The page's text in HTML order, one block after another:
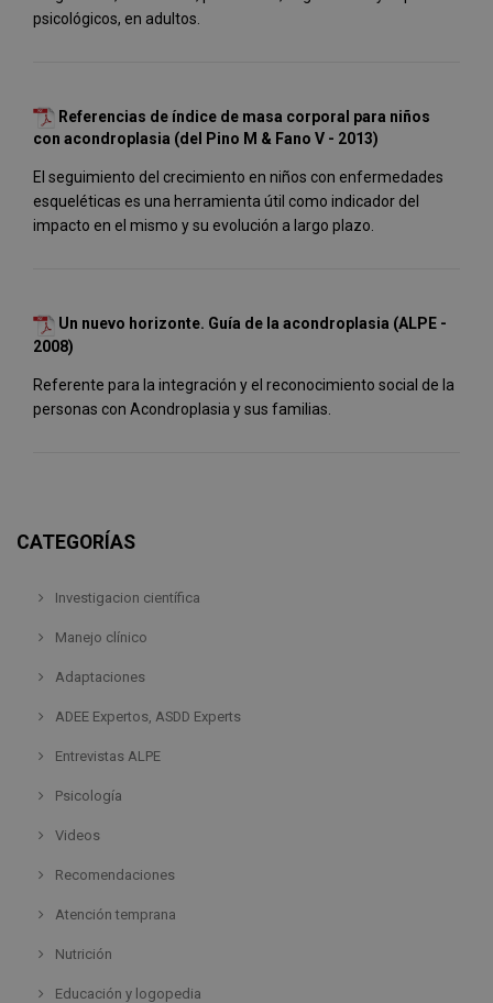
psicológicos, en adultos.
Referencias de índice de masa corporal para niños
con acondroplasia (del Pino M & Fano V - 2013)
El seguimiento del crecimiento en niños con enfermedades
esqueléticas es una herramienta útil como indicador del
impacto en el mismo y su evolución a largo plazo.
Un nuevo horizonte. Guía de la acondroplasia (ALPE -
2008)
Referente para la integración y el reconocimiento social de la
personas con Acondroplasia y sus familias.
CATEGORÍAS
Investigacion científica
Manejo clínico
Adaptaciones
ADEE Expertos, ASDD Experts
Entrevistas ALPE
Psicología
Videos
Recomendaciones
Atención temprana
Nutrición
Educación y logopedia